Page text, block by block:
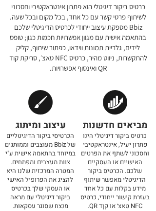
כרטיס ביקור דיגיטלי הוא פתרון אינטראקטיבי וחסכוני
לשיתוף פרטי קשר עם כל אחד, בכל מקום ובכל שעה.
Bbiz מספקת עיצוב ייחודי לכרטיס הדיגיטלי שלכם
בהתאמה אישית עם מגוון אפשרויות חכמות כגון; טופס
לידים, גלריית תמונות ווידאו, כפתור שיתוף, קליק
להתקשרות, ניווט מהיר, כרטיס NFC טאצ׳,
סריקת קוד
QR ואינסוף אפשרויות.
מביאים חדשנות עיצוב ומיתוג
הכרטיסי ביקור הדיגיטליים
של Bbiz מעוצבים וממותגים
במיוחד בהתאמה אישית ע"י
צוות מעצבים ומפתחים.
המטרה המרכזית שלנו היא
להציג את הפרופיל האישי
או העסקי שלך בכרטיס
ביקור דיגיטלי עם מראה
מנצח שסוגר עסקאות.
כרטיס ביקור דיגיטלי הינו
פתרון יעיל, אינטראקטיבי
וחסכוני לשתף את הפרטים
האישיים או העסקיים
שלכם. הכרטיס ביקור
הדיגיטלי מאפשר שיתוף
מידע בקלות עם כל אחד
בעזרת קישור ייחודי, כרטיס
NFC טאצ׳ או קןד QR.